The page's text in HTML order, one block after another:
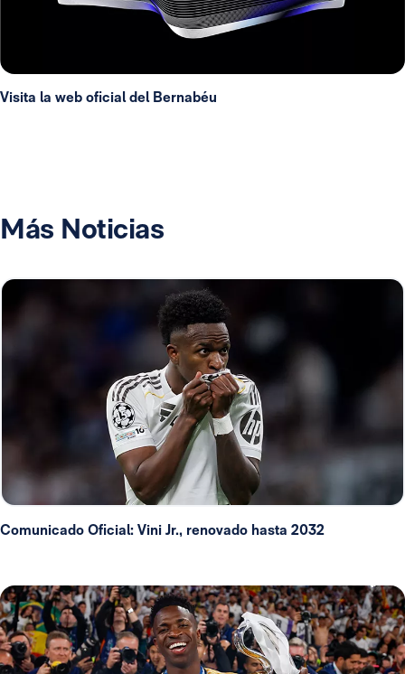
Visita la web oficial del Bernabéu
Más Noticias
Comunicado Oficial: Vini Jr., renovado hasta 2032